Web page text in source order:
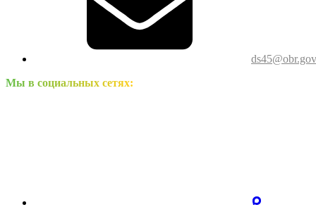
Мы в социальных сетях: